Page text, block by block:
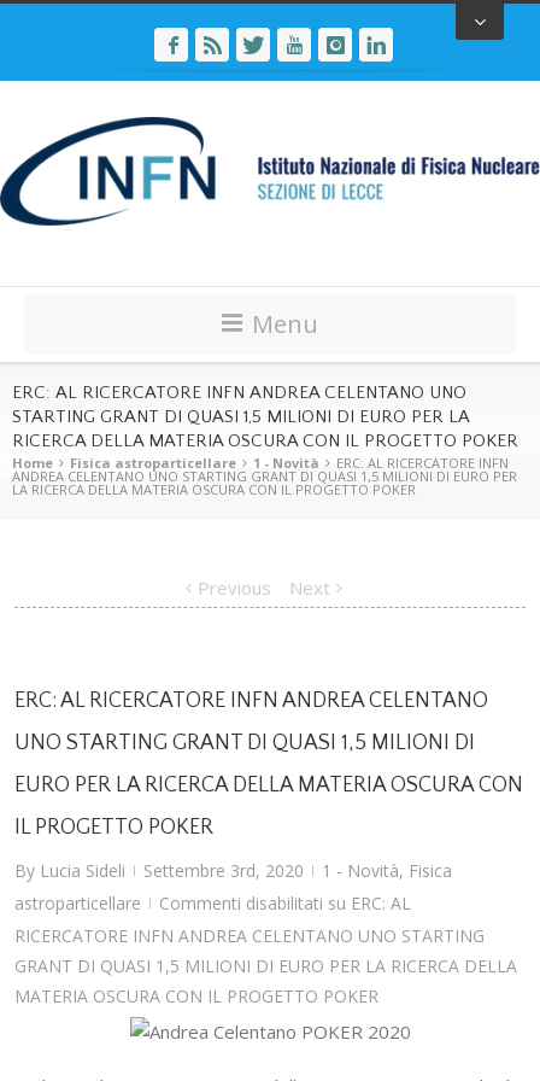
Menu
ERC: AL RICERCATORE INFN ANDREA CELENTANO UNO
STARTING GRANT DI QUASI 1,5 MILIONI DI EURO PER LA
RICERCA DELLA MATERIA OSCURA CON IL PROGETTO POKER
Home Fisica astroparticellare 1 - Novità ERC: AL RICERCATORE INFN
ANDREA CELENTANO UNO STARTING GRANT DI QUASI 1,5 MILIONI DI EURO PER
LA RICERCA DELLA MATERIA OSCURA CON IL PROGETTO POKER
Previous Next
ERC: AL RICERCATORE INFN ANDREA CELENTANO
UNO STARTING GRANT DI QUASI 1,5 MILIONI DI
EURO PER LA RICERCA DELLA MATERIA OSCURA CON
IL PROGETTO POKER
By Lucia Sideli | Settembre 3rd, 2020 | 1 - Novità, Fisica
astroparticellare
| Commenti disabilitati su ERC: AL
RICERCATORE INFN ANDREA CELENTANO UNO STARTING
GRANT DI QUASI 1,5 MILIONI DI EURO PER LA RICERCA DELLA
MATERIA OSCURA CON IL PROGETTO POKER